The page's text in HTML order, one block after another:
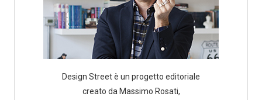
Design Street è un progetto editoriale
creato da Massimo Rosati,